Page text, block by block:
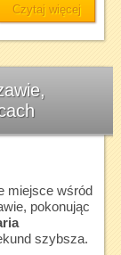
Czytaj więcej
miejsce wśród
pokonując
szybsza.